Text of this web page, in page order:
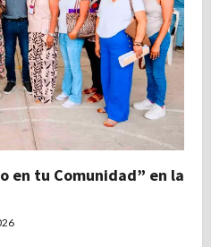
en tu Comunidad” en la